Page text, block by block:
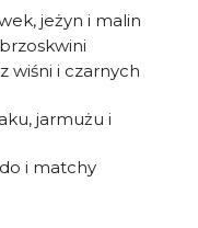
jeżyn i malin
wiśni i czarnych
jarmużu i
i matchy